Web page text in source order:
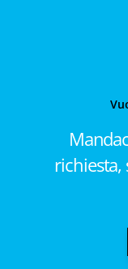
richiesta,